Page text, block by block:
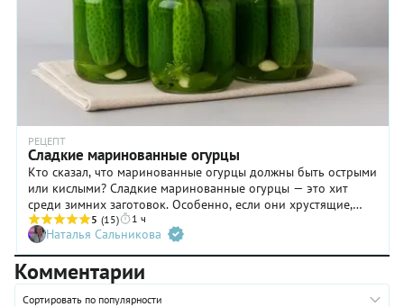
течение
нескольких
дней.
и другие
Попробуйте
ароматный
халапеньо
хабанеро —
будет
очень
вкусно!
РЕЦЕПТ
Сладкие маринованные огурцы
Кто сказал, что маринованные огурцы должны быть острыми
или кислыми? Сладкие маринованные огурцы — это хит
среди зимних заготовок. Особенно, если они хрустящие,
ароматные и с лёгкой кисло-сладкой ноткой. Такими банки
не запасают — их прячут. А если вы таких не пробовали,
срочно сохраняйте этот рецепт. А если огурцы слегка
подвяли — не беда. В первом шаге рассказываем, как
вернуть их к жизни — станут как новенькие.
5 (15) 1 ч
Наталья Сальникова
Комментарии
Сортировать по популярности